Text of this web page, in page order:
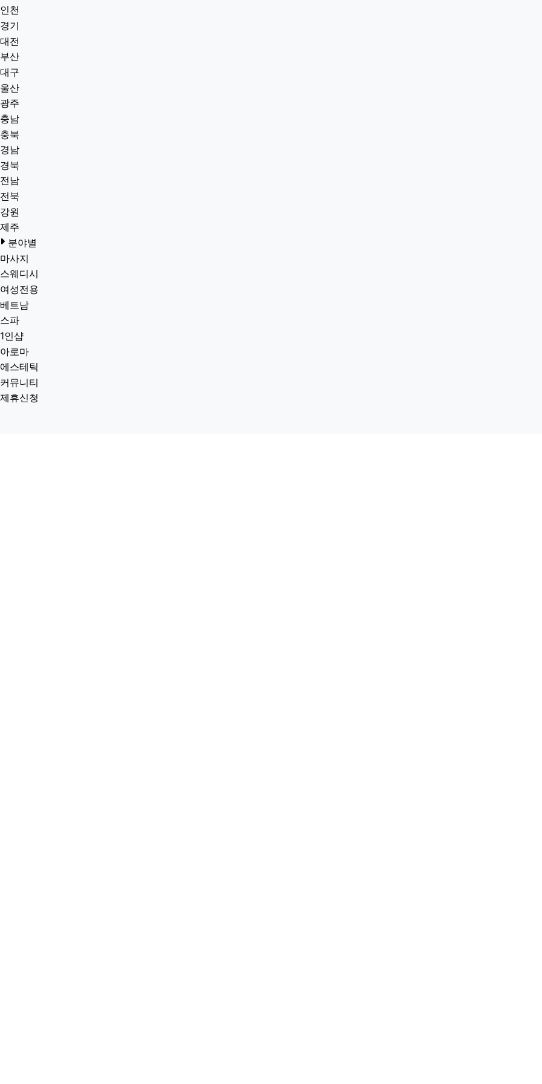
인천
경기
대전
부산
대구
울산
광주
충남
충북
경남
경북
전남
전북
강원
제주
분야별
마사지
스웨디시
여성전용
베트남
스파
1인샵
아로마
에스테틱
커뮤니티
제휴신청